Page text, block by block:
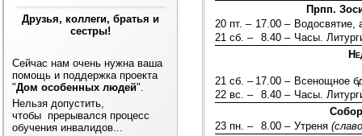
Друзья, коллеги, братья и
сестры!
Сейчас нам очень нужна ваша
помощь и поддержка проекта
"Дом особенных людей".
Нельзя допустить,
чтобы прерывался процесс
обучения инвалидов...
Прпп.
20 пт. – 17.00 – Водосвятие,
21 сб. –
8.40 – Часы.
21 сб. – 17.00 – Всенощное
22 вс. –
8.40 – Часы.
23 пн. –
8.00 – Утреня